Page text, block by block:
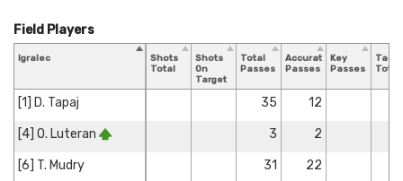
Igralec
Shots
Total
Shots
On
Target
Total
Passes
Accurate
Passes
Key
Passes
Total
[1] D. Tapaj 35 12
[4] O. Luteran 3 2
[6] T. Mudry 31 22
Field Players